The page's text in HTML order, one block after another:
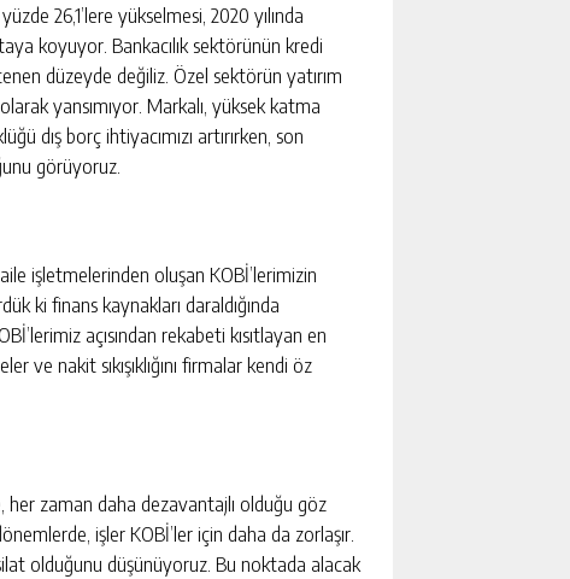
26,1’lere yükselmesi, 2020 yılında
koyuyor. Bankacılık sektörünün kredi
düzeyde değiliz. Özel sektörün yatırım
yansımıyor. Markalı, yüksek katma
dış borç ihtiyacımızı artırırken, son
görüyoruz.
işletmelerinden oluşan KOBİ’lerimizin
ki finans kaynakları daraldığında
açısından rekabeti kısıtlayan en
nakit sıkışıklığını firmalar kendi öz
zaman daha dezavantajlı olduğu göz
işler KOBİ’ler için daha da zorlaşır.
olduğunu düşünüyoruz. Bu noktada alacak